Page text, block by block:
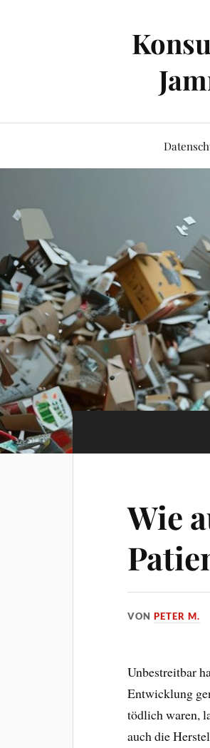
Wie
VONPETER M.
Unbestreitbar
Entwicklung
tödlich waren,
auch die